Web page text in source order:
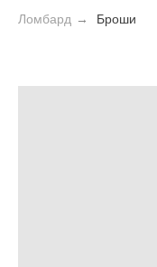
Ломбард → Броши